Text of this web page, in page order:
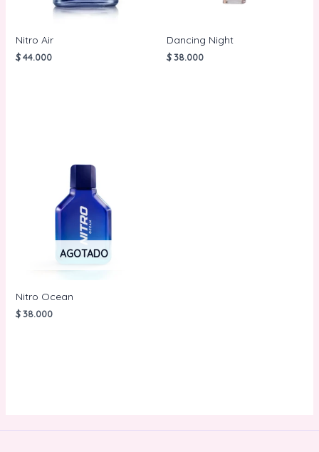
Nitro Air
$44.000
Dancing Night
$38.000
AGOTADO
Nitro Ocean
$38.000